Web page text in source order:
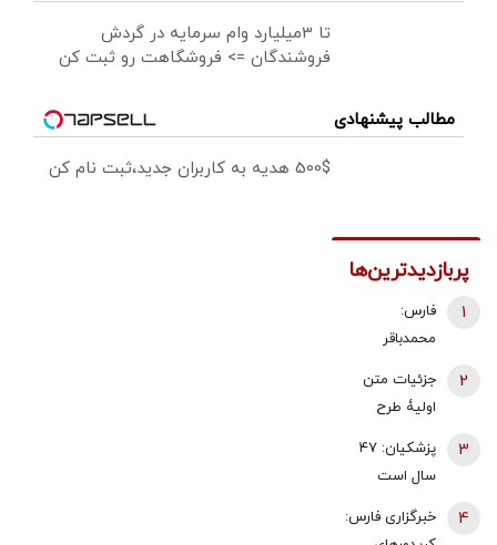
تا 3میلیارد وام سرمایه در گردش
فروشندگان => فروشگاهت رو ثبت کن
مطالب پیشنهادی
500$ هدیه به کاربران جدید،ثبت نام کن
پربازدیدترین‌ها
فارس:
محمدباقر
داد/ محسن
رضایی دبیر
شورای عالی
امنیت ملی شد
1
جزئیات متن
اولیۀ طرح
مدیریت تنگه
هرمز منتشر
شد
2
پزشکیان: ۴۷
سال است
می‌خواهیم
درست کار
3
خبرگزاری فارس:
4